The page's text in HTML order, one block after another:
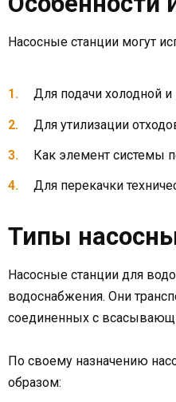
Насосные станции могут
Для подачи холодной
Для утилизации
Как элемент системы
Для перекачки
Типы
Насосные станции для
водоснабжения. Они
соединенных с
По своему назначению
образом: